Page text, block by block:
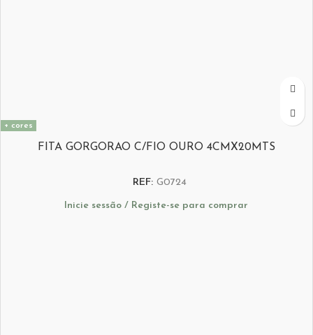
+ cores
FITA GORGORAO C/FIO OURO 4CMX20MTS
REF: G0724
Inicie sessão / Registe-se para comprar